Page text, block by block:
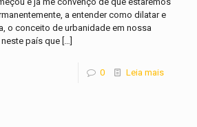
a entender como dilatar e
o conceito de urbanidade em nossa
país que […]
0 Leia mais